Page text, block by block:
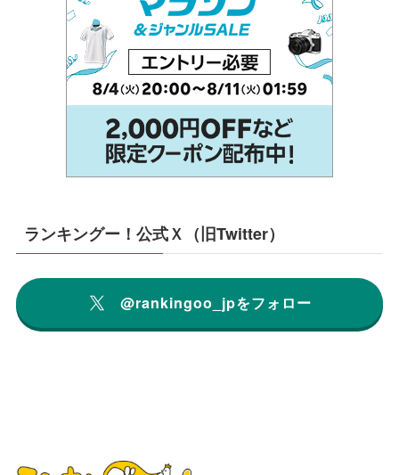
ランキングー！公式Ｘ（旧Twitter）
@rankingoo_jpをフォロー